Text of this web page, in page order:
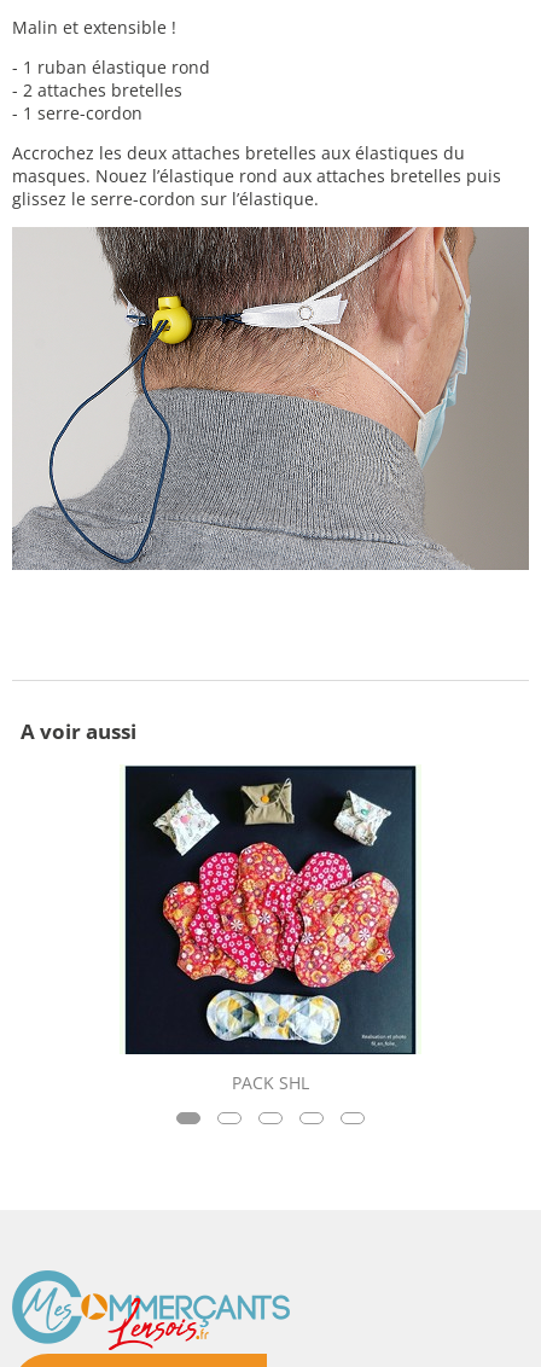
Malin et extensible !
- 1 ruban élastique rond
- 2 attaches bretelles
- 1 serre-cordon
Accrochez les deux attaches bretelles aux élastiques du
masques. Nouez l’élastique rond aux attaches bretelles puis
glissez le serre-cordon sur l’élastique.
A voir aussi
PACK SHL